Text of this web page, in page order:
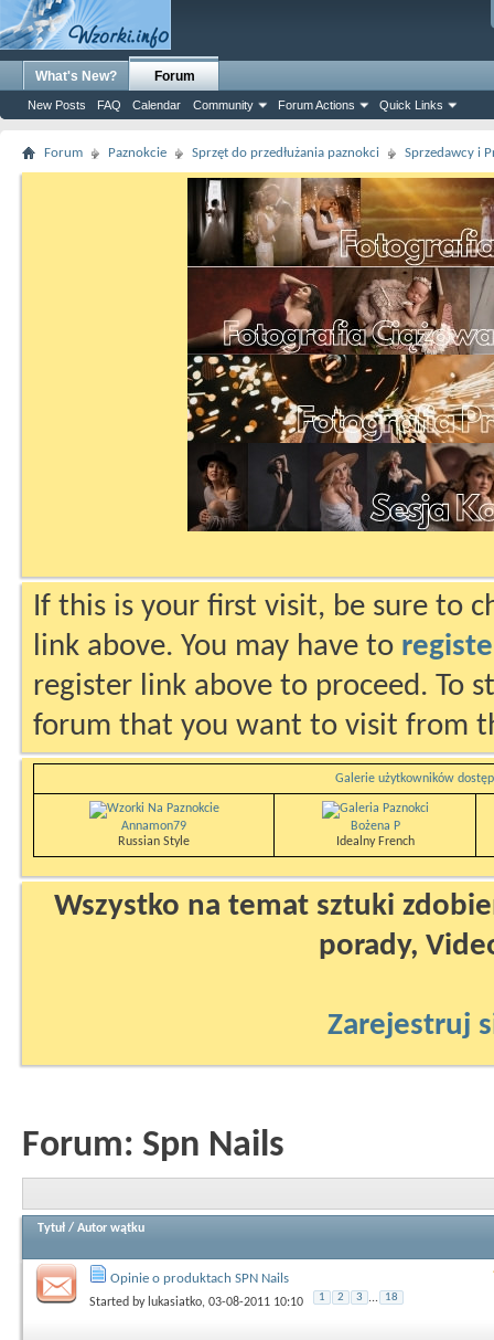
What's New? Forum
New Posts FAQ Calendar Community Forum Actions Quick Links
Forum Paznokcie Sprzęt do przedłużania paznokci Sprzedawcy i
If this is your first visit, be sure to
link above. You may have to
register link above to proceed. To
forum that you want to visit from
Galerie użytkowników
Annamon79
Russian Style
Bożena P
Idealny French
Wszystko na temat sztuki
porady,
Zarejestruj
Forum: Spn Nails
Tytuł / Autor wątku
Opinie o produktach SPN Nails
Started by lukasiatko, 03-08-2011 10:10 1 2 3 ... 18